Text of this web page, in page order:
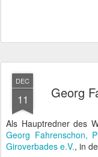
DEC
11 Georg
Als Hauptredner des
Georg Fahrenschon,
Giroverbades e.V., in